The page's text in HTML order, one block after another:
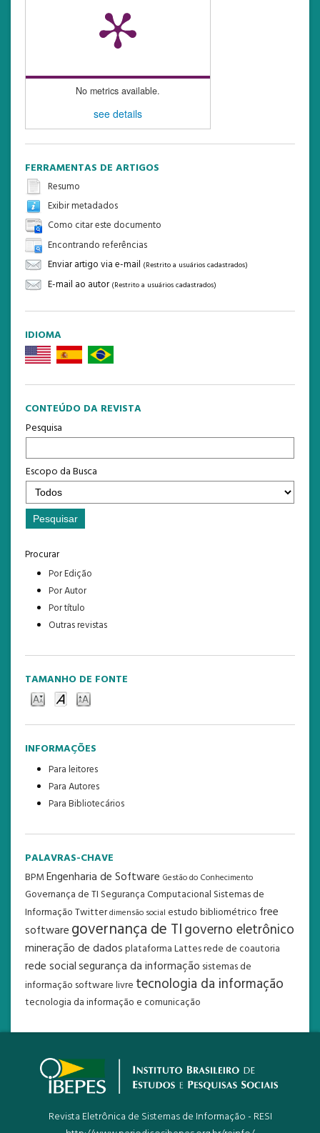
No metrics available.
see details
FERRAMENTAS DE ARTIGOS
Resumo
Exibir metadados
Como citar este documento
Encontrando referências
Enviar artigo via e-mail (Restrito a usuários cadastrados)
E-mail ao autor (Restrito a usuários cadastrados)
IDIOMA
CONTEÚDO DA REVISTA
Pesquisa
Escopo da Busca
Procurar
Por Edição
Por Autor
Por título
Outras revistas
TAMANHO DE FONTE
INFORMAÇÕES
Para leitores
Para Autores
Para Bibliotecários
PALAVRAS-CHAVE
BPMEngenharia de Software Gestão do Conhecimento
Governança de TI Segurança Computacional Sistemas de
InformaçãoTwitterdimensão social estudo bibliométrico free
software governança de TIgoverno eletrônico
mineração de dadosplataforma Lattesrede de coautoria
rede socialsegurança da informação sistemas de
informação software livre tecnologia da informação
tecnologia da informação e comunicação
Revista Eletrônica de Sistemas de Informação - RESI